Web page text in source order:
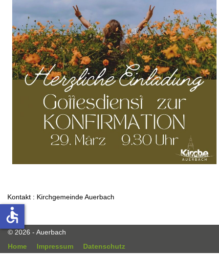
Kontakt : Kirchgemeinde Auerbach
© 2026 - Auerbach
Home
Impressum Datenschutz
accessible